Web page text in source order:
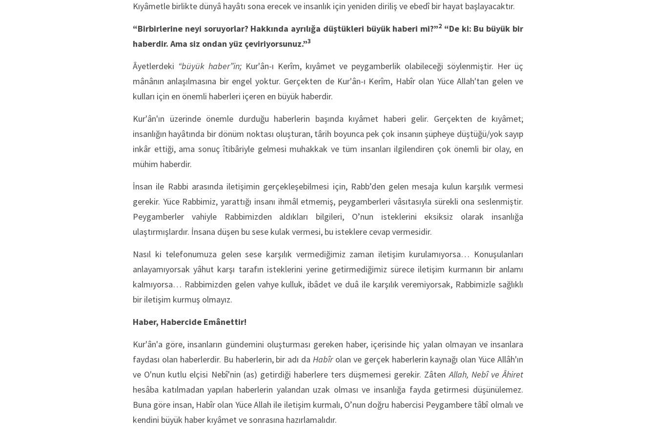
Kıyâmetle birlikte dünyâ hayâtı sona erecek ve insanlık için yeniden diriliş ve ebedî bir hayat başlayacaktır.
“Birbirlerine neyi soruyorlar? Hakkında ayrılığa düştükleri büyük haberi mi?”2 “De ki: Bu büyük bir
haberdir. Ama siz ondan yüz çeviriyorsunuz.”3
Âyetlerdeki “büyük haber”in; Kur'ân-ı Kerîm, kıyâmet ve peygamberlik olabileceği söylenmiştir. Her üç
mânânın anlaşılmasına bir engel yoktur. Gerçekten de Kur'ân-ı Kerîm, Habîr olan Yüce Allah'tan gelen ve
kulları için en önemli haberleri içeren en büyük haberdir.
Kur'ân'ın üzerinde önemle durduğu haberlerin başında kıyâmet haberi gelir. Gerçekten de kıyâmet;
insanlığın hayâtında bir dönüm noktası oluşturan, târih boyunca pek çok insanın şüpheye düştüğü/yok sayıp
inkâr ettiği, ama sonuç îtibâriyle gelmesi muhakkak ve tüm insanları ilgilendiren çok önemli bir olay, en
mühim haberdir.
İnsan ile Rabbi arasında iletişimin gerçekleşebilmesi için, Rabb’den gelen mesaja kulun karşılık vermesi
gerekir. Yüce Rabbimiz, yarattığı insanı ihmâl etmemiş, peygamberleri vâsıtasıyla sürekli ona seslenmiştir.
Peygamberler vahiyle Rabbimizden aldıkları bilgileri, O’nun isteklerini eksiksiz olarak insanlığa
ulaştırmışlardır. İnsana düşen bu sese kulak vermesi, bu isteklere cevap vermesidir.
Nasıl ki telefonumuza gelen sese karşılık vermediğimiz zaman iletişim kurulamıyorsa… Konuşulanları
anlayamıyorsak yâhut karşı tarafın isteklerini yerine getirmediğimiz sürece iletişim kurmanın bir anlamı
kalmıyorsa… Rabbimizden gelen vahye kulluk, ibâdet ve duâ ile karşılık veremiyorsak, Rabbimizle sağlıklı
bir iletişim kurmuş olmayız.
Haber, Habercide Emânettir!
Kur'ân'a göre, insanların gündemini oluşturması gereken haber, içerisinde hiç yalan olmayan ve insanlara
faydası olan haberlerdir. Bu haberlerin, bir adı da Habîr olan ve gerçek haberlerin kaynağı olan Yüce Allâh'ın
ve O'nun kutlu elçisi Nebî'nin (as) getirdiği haberlere ters düşmemesi gerekir. ZâtenAllah, Nebî ve Âhiret
hesâba katılmadan yapılan haberlerin yalandan uzak olması ve insanlığa fayda getirmesi düşünülemez.
Buna göre insan, Habîr olan Yüce Allah ile iletişim kurmalı, O’nun doğru habercisi Peygambere tâbî olmalı ve
kendini büyük haber kıyâmet ve sonrasına hazırlamalıdır.